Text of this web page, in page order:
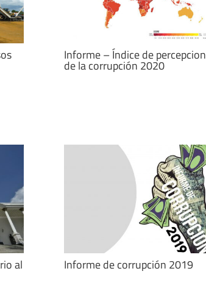
Informe – Índice de percepcion
de la corrupción 2020
al Informe de corrupción 2019